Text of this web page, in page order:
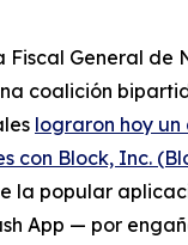
Fiscal General de
coalición
lograron hoy
con Block, Inc.
la popular
App — por